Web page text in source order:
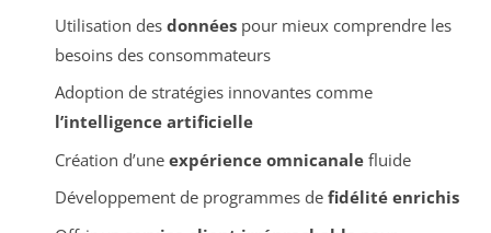
Utilisation des donnéespour mieux comprendre les
besoins des consommateurs
Adoption de stratégies innovantes comme
l’intelligence artificielle
Création d’une expérience omnicanalefluide
Développement de programmes de fidélité enrichis